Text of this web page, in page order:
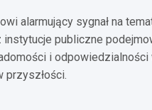
alarmujący sygnał na
publiczne
i
przyszłości.